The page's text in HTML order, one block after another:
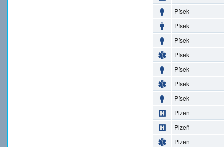
Písek
Písek
Písek
Písek
Písek
Písek
Písek
Plzeň
Plzeň
Plzeň